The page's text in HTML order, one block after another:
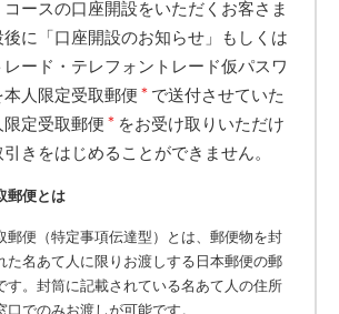
ースの口座開設をいただくお客さま
に「口座開設のお知らせ」もしくは
レード・テレフォントレード仮パスワ
人限定受取郵便 ＊ で送付させていた
定受取郵便 ＊ をお受け取りいただけ
きをはじめることができません。
郵便とは
郵便（特定事項伝達型）とは、郵便物を封
た名あて人に限りお渡しする日本郵便の郵
す。封筒に記載されている名あて人の住所
口でのみお渡しが可能です。